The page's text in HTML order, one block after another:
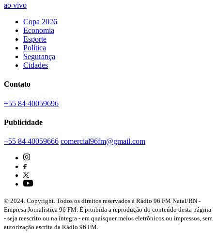
ao vivo
Copa 2026
Economia
Esporte
Política
Segurança
Cidades
Contato
+55 84 40059696
Publicidade
+55 84 40059666 comercial96fm@gmail.com
© 2024. Copyright. Todos os direitos reservados à Rádio 96 FM Natal/RN -
Empresa Jornalística 96 FM. É proibida a reprodução do conteúdo desta página
- seja reescrito ou na íntegra - em quaisquer meios eletrônicos ou impressos, sem
autorização escrita da Rádio 96 FM.